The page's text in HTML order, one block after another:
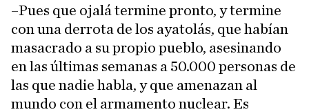
–Pues que ojalá termine pronto, y termine
con una derrota de los ayatolás, que habían
masacrado a su propio pueblo, asesinando
en las últimas semanas a 50.000 personas de
las que nadie habla, y que amenazan al
mundo con el armamento nuclear. Es